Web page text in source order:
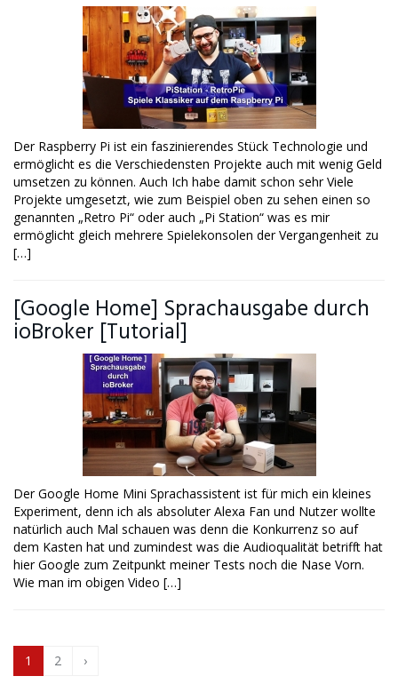
Der Raspberry Pi ist ein faszinierendes Stück Technologie und
ermöglicht es die Verschiedensten Projekte auch mit wenig Geld
umsetzen zu können. Auch Ich habe damit schon sehr Viele
Projekte umgesetzt, wie zum Beispiel oben zu sehen einen so
genannten „Retro Pi“ oder auch „Pi Station“ was es mir
ermöglicht gleich mehrere Spielekonsolen der Vergangenheit zu
[…]
[Google Home] Sprachausgabe durch
ioBroker [Tutorial]
Der Google Home Mini Sprachassistent ist für mich ein kleines
Experiment, denn ich als absoluter Alexa Fan und Nutzer wollte
natürlich auch Mal schauen was denn die Konkurrenz so auf
dem Kasten hat und zumindest was die Audioqualität betrifft hat
hier Google zum Zeitpunkt meiner Tests noch die Nase Vorn.
Wie man im obigen Video […]
1 2 ›